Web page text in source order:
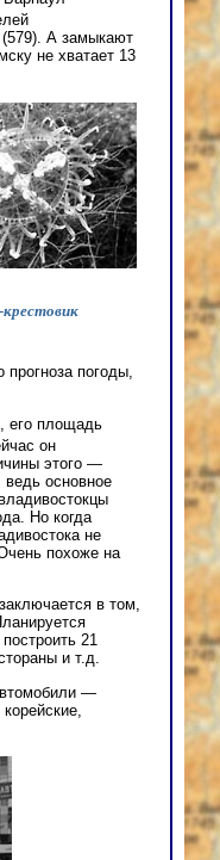
(579). А замыкают
не хватает 13
крестовик
погоды,
его площадь
он
этого —
ведь основное
Но когда
не
похоже на
в том,
21
и т.д.
—